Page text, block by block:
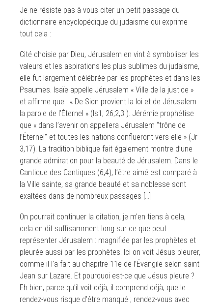
Je ne résiste pas à vous citer un petit passage du
dictionnaire encyclopédique du judaïsme qui exprime
tout cela :
Cité choisie par Dieu, Jérusalem en vint à symboliser les
valeurs et les aspirations les plus sublimes du judaïsme,
elle fut largement célébrée par les prophètes et dans les
Psaumes. Isaïe appelle Jérusalem « Ville de la justice »
et affirme que : « De Sion provient la loi et de Jérusalem
la parole de l’Éternel » (Is1, 26;2,3 ). Jérémie prophétise
que « dans l’avenir on appellera Jérusalem ‘‘trône de
l’Éternel’’ et toutes les nations conflueront vers elle » (Jr
3,17). La tradition biblique fait également montre d’une
grande admiration pour la beauté de Jérusalem. Dans le
Cantique des Cantiques (6,4), l’être aimé est comparé à
la Ville sainte, sa grande beauté et sa noblesse sont
exaltées dans de nombreux passages […]
On pourrait continuer la citation, je m’en tiens à cela,
cela en dit suffisamment long sur ce que peut
représenter Jérusalem : magnifiée par les prophètes et
pleurée aussi par les prophètes. Ici on voit Jésus pleurer,
comme il l’a fait au chapitre 11e de l’Évangile selon saint
Jean sur Lazare. Et pourquoi est-ce que Jésus pleure ?
Eh bien, parce qu’il voit déjà, il comprend déjà, que le
rendez-vous risque d’être manqué ; rendez-vous avec